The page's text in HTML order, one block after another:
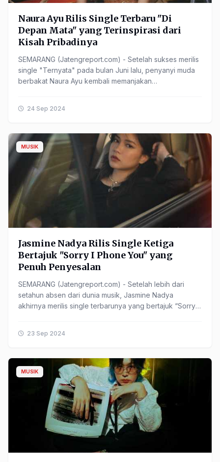
Naura Ayu Rilis Single Terbaru "Di
Depan Mata" yang Terinspirasi dari
Kisah Pribadinya
SEMARANG (Jatengreport.com) - Setelah sukses merilis
single "Ternyata" pada bulan Juni lalu, penyanyi muda
berbakat Naura Ayu kembali memanjakan
24 Sep 2024
MUSIK
Jasmine Nadya Rilis Single Ketiga
Bertajuk "Sorry I Phone You" yang
Penuh Penyesalan
SEMARANG (Jatengreport.com) - Setelah lebih dari
setahun absen dari dunia musik, Jasmine Nadya
akhirnya merilis single terbarunya yang bertajuk “Sorry I
23 Sep 2024
MUSIK